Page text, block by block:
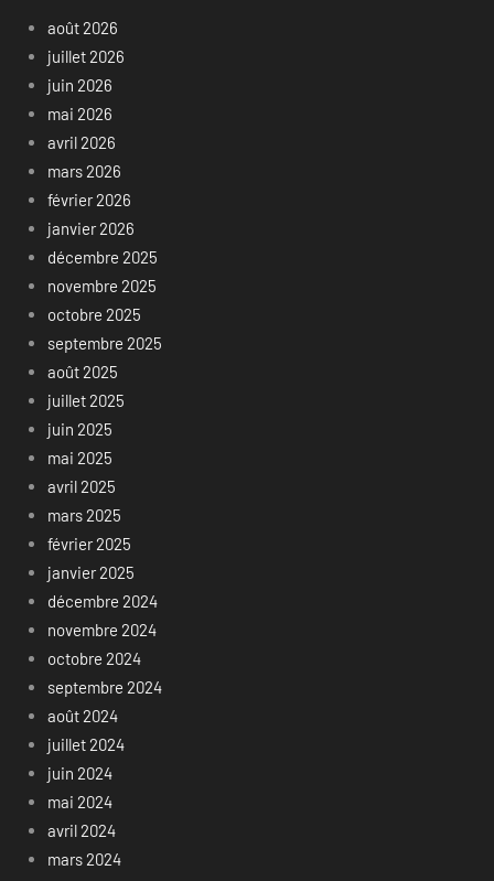
août 2026
juillet 2026
juin 2026
mai 2026
avril 2026
mars 2026
février 2026
janvier 2026
décembre 2025
novembre 2025
octobre 2025
septembre 2025
août 2025
juillet 2025
juin 2025
mai 2025
avril 2025
mars 2025
février 2025
janvier 2025
décembre 2024
novembre 2024
octobre 2024
septembre 2024
août 2024
juillet 2024
juin 2024
mai 2024
avril 2024
mars 2024